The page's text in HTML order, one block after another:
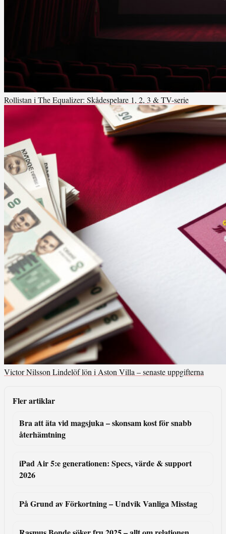
Rollistan i The Equalizer: Skådespelare 1, 2, 3 & TV-serie
Victor Nilsson Lindelöf lön i Aston Villa – senaste uppgifterna
Fler artiklar
Bra att äta vid magsjuka – skonsam kost för snabb
återhämtning
iPad Air 5:e generationen: Specs, värde & support
2026
På Grund av Förkortning – Undvik Vanliga Misstag